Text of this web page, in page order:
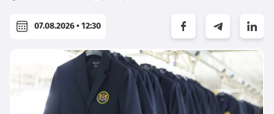
07.08.2026 • 12:30